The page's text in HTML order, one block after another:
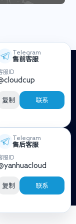
间。
时。
速处理。
Telegram
售前客服
服ID
复制 联系
Telegram
售后客服
服ID
复制 联系